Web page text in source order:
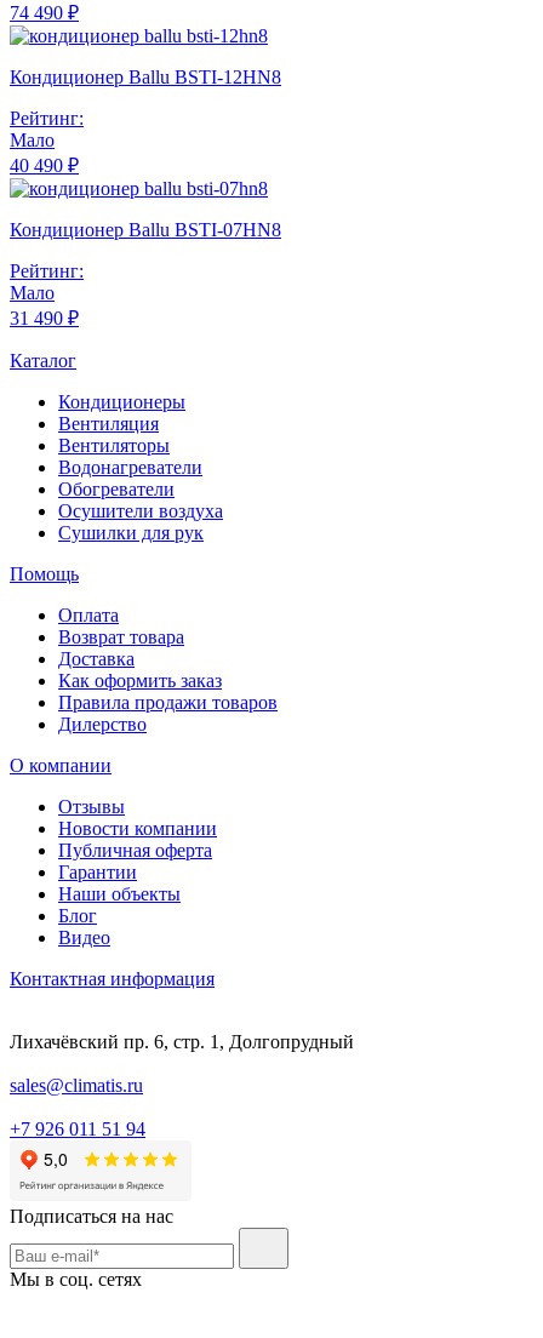
74 490 ₽
Кондиционер Ballu BSTI-12HN8
Рейтинг:
Мало
40 490 ₽
Кондиционер Ballu BSTI-07HN8
Рейтинг:
Мало
31 490 ₽
Каталог
Кондиционеры
Вентиляция
Вентиляторы
Водонагреватели
Обогреватели
Осушители воздуха
Сушилки для рук
Помощь
Оплата
Возврат товара
Доставка
Как оформить заказ
Правила продажи товаров
Дилерство
О компании
Отзывы
Новости компании
Публичная оферта
Гарантии
Наши объекты
Блог
Видео
Контактная информация
Лихачёвский пр. 6, стр. 1, Долгопрудный
sales@climatis.ru
+7 926 011 51 94
Подписаться на нас
Мы в соц. сетях